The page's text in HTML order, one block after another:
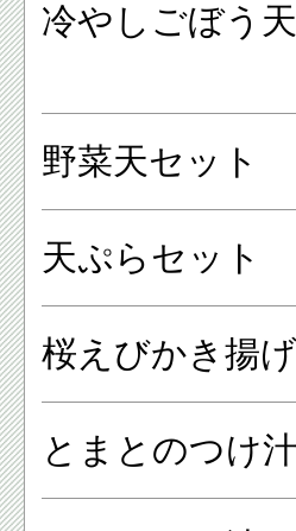
野菜天セット
揚げセット、
レーつけ汁の
冷やしごぼう
野菜天セット
天ぷらセット
桜えびかき揚
とまとのつけ